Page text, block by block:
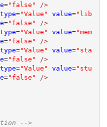
="false"
/>
="Value" value="lib
="false"
/>
="Value" value="mem
="false"
/>
="Value" value="sta
="false"
/>
="Value" value="stu
="false"
/>
-->